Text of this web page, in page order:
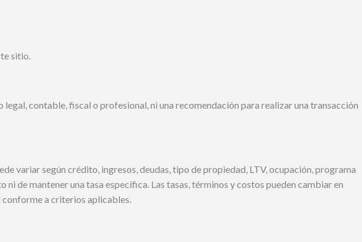
sitio.
contable, fiscal o profesional, ni una recomendación para realizar una transacción
variar según crédito, ingresos, deudas, tipo de propiedad, LTV, ocupación, programa
de mantener una tasa específica. Las tasas, términos y costos pueden cambiar en
a criterios aplicables.